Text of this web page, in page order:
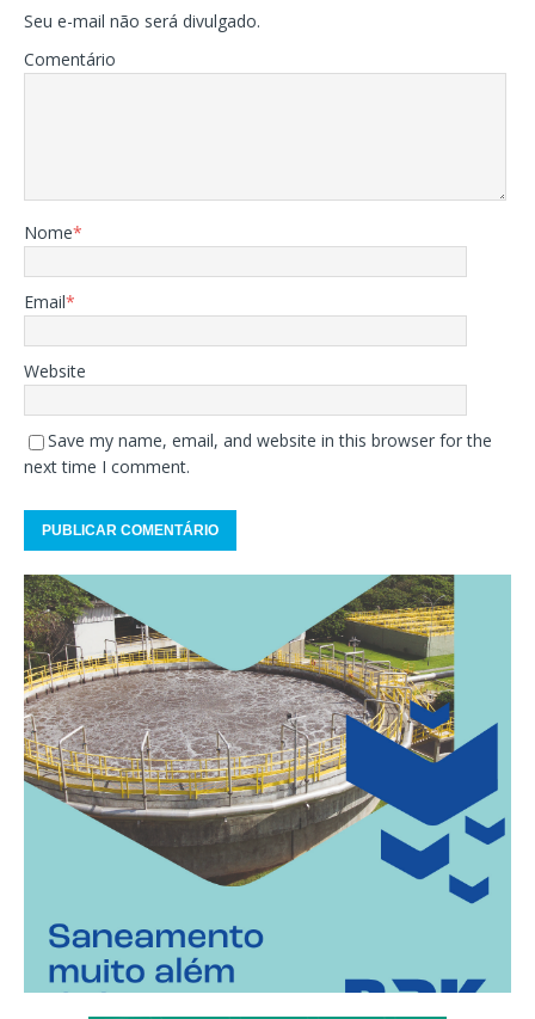
Seu e-mail não será divulgado.
Comentário
Nome*
Email*
Website
Save my name, email, and website in this browser for the
next time I comment.